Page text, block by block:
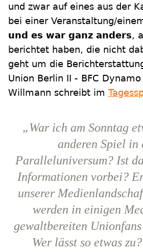
und zwar auf eines aus der
bei einer Veranstaltung/
und es war ganz anders,
berichtet haben, die nicht
geht um die
Union Berlin II - BFC
Willmann schreibt im
„War ich am Sonntag
anderen Spiel in
Paralleluniversum? Ist
Informationen vorbei?
unserer
werden in einigen
gewaltbereiten
Wer lässt so etwas